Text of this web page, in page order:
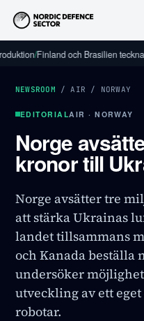
/Finland och Brasilien tecknar
NEWSROOM / AIR / NORWAY
EDITORIALAIR · NORWAY
Norge
kronor till
Norge avsätter tre
att stärka Ukrainas
landet tillsammans
och Kanada beställa
undersöker
utveckling av ett
robotar.